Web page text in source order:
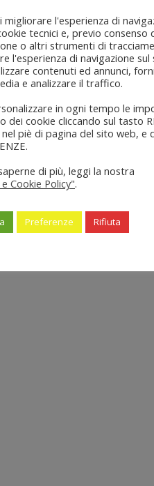
migliorare l'esperienza di
tecnici e, previo consenso
o altri strumenti di
l'esperienza di navigazione sul
contenuti ed annunci,
e analizzare il traffico.
in ogni tempo le
dei cookie cliccando sul tasto
nel piè di pagina del sito web, e
di più, leggi la nostra
Cookie Policy".
Preferenze Rifiuta